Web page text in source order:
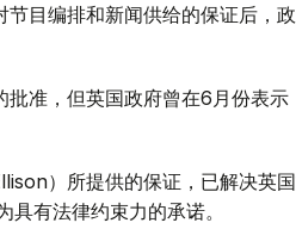
目编排和新闻供给的保证后，
准，但英国政府曾在6月份表示
）所提供的保证，已解决英
有法律约束力的承诺。